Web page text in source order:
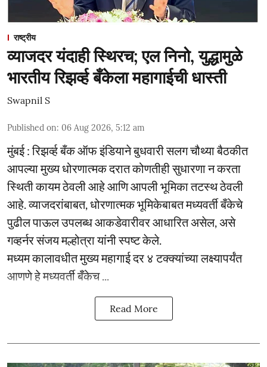
राष्ट्रीय
व्याजदर यंदाही स्थिरच; एल निनो, युद्धामुळे
भारतीय रिझर्व्ह बँकेला महागाईची धास्ती
Swapnil S
Published on: 06 Aug 2026, 5:12 am
मुंबई : रिझर्व्ह बँक ऑफ इंडियाने बुधवारी सलग चौथ्या बैठकीत
आपल्या मुख्य धोरणात्मक दरात कोणतीही सुधारणा न करता
स्थिती कायम ठेवली आहे आणि आपली भूमिका तटस्थ ठेवली
आहे. व्याजदरांबाबत, धोरणात्मक भूमिकेबाबत मध्यवर्ती बँकेचे
पुढील पाऊल उपलब्ध आकडेवारीवर आधारित असेल, असे
गव्हर्नर संजय मल्होत्रा यांनी स्पष्ट केले.
मध्यम कालावधीत मुख्य महागाई दर ४ टक्क्यांच्या लक्ष्यापर्यंत
आणणे हे मध्यवर्ती बँकेच ...
Read More